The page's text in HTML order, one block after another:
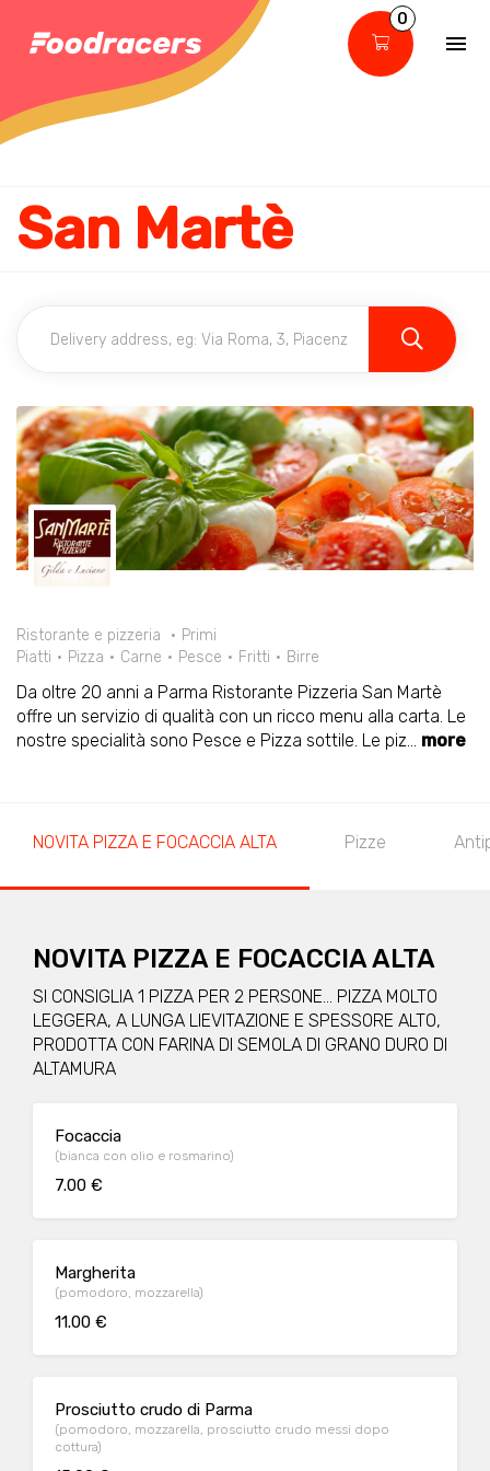
0
San Martè
Ristorante e pizzeria
Primi
Piatti
Pizza Carne Pesce Fritti Birre
Da oltre 20 anni a Parma Ristorante Pizzeria San Martè
offre un servizio di qualità con un ricco menu alla carta. Le
nostre specialità sono Pesce e Pizza sottile. Le piz... more
NOVITA PIZZA E FOCACCIA ALTA Pizze
NOVITA PIZZA E FOCACCIA ALTA
SI CONSIGLIA 1 PIZZA PER 2 PERSONE... PIZZA MOLTO
LEGGERA, A LUNGA LIEVITAZIONE E SPESSORE ALTO,
PRODOTTA CON FARINA DI SEMOLA DI GRANO DURO DI
ALTAMURA
Focaccia
(bianca con olio e rosmarino)
7.00 €
Margherita
(pomodoro, mozzarella)
11.00 €
Prosciutto crudo di Parma
(pomodoro, mozzarella, prosciutto crudo messi dopo
cottura)